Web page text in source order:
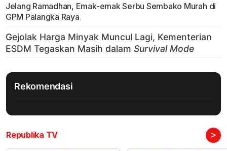
Jelang Ramadhan, Emak-emak Serbu Sembako Murah di
GPM Palangka Raya
Rekomendasi
Republika TV >